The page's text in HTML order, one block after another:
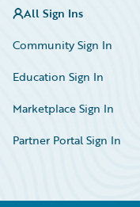
All Sign Ins
Community Sign In
Education Sign In
Marketplace Sign In
Partner Portal Sign In